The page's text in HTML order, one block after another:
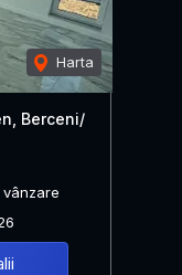
Harta
Berceni/